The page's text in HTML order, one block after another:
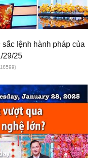
lệnh hành pháp của
29/25